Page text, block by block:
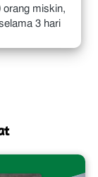
miskin,
3 hari